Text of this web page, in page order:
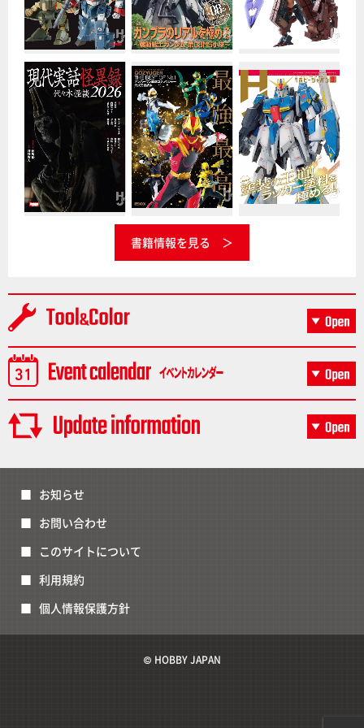
書籍情報を見る
お知らせ
お問い合わせ
このサイトについて
利用規約
個人情報保護方針
© HOBBY JAPAN